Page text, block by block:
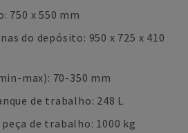
750 x 550 mm
do depósito: 950 x 725 x 410
max): 70-350 mm
de trabalho: 248 L
de trabalho: 1000 kg